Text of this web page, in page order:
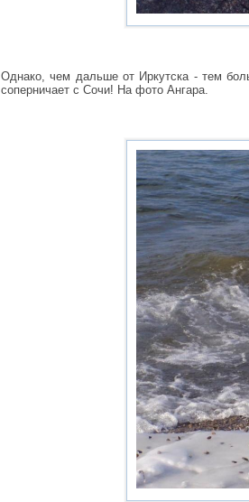
Однако, чем дальше от Иркутска - тем
соперничает с Сочи! На фото Ангара.